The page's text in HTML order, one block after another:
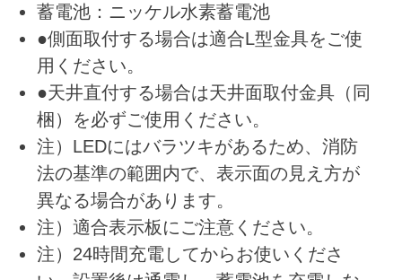
蓄電池：ニッケル水素蓄電池
●側面取付する場合は適合L型金具をご使
用ください。
●天井直付する場合は天井面取付金具（同
梱）を必ずご使用ください。
注）LEDにはバラツキがあるため、消防
法の基準の範囲内で、表示面の見え方が
異なる場合があります。
注）適合表示板にご注意ください。
注）24時間充電してからお使いくださ